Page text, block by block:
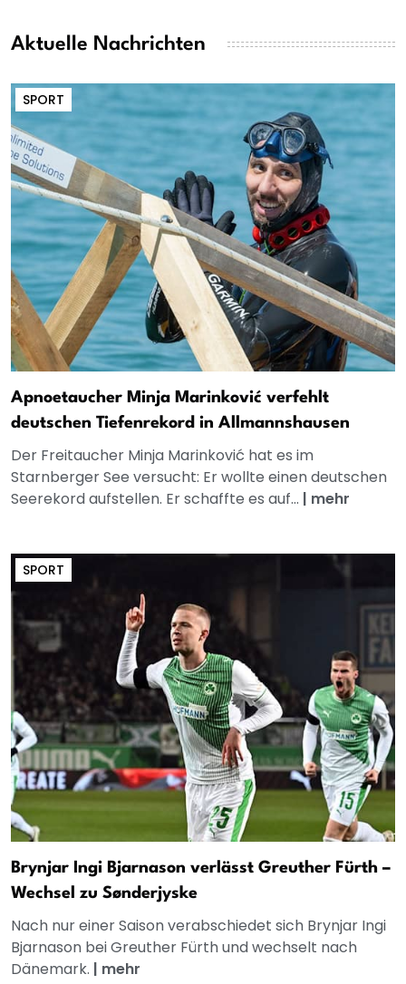
Aktuelle Nachrichten
SPORT
Apnoetaucher Minja Marinković verfehlt
deutschen Tiefenrekord in Allmannshausen
Der Freitaucher Minja Marinković hat es im
Starnberger See versucht: Er wollte einen deutschen
Seerekord aufstellen. Er schaffte es auf... | mehr
SPORT
Brynjar Ingi Bjarnason verlässt Greuther Fürth –
Wechsel zu Sønderjyske
Nach nur einer Saison verabschiedet sich Brynjar Ingi
Bjarnason bei Greuther Fürth und wechselt nach
Dänemark. | mehr